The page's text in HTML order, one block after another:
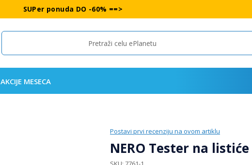
SUPer ponuda DO -60% ==>
Search
AKCIJE MESECA
Postavi prvi recenziju na ovom artiklu
NERO Tester na